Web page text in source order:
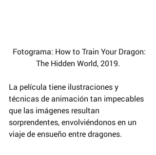
Fotograma: How to Train Your Dragon:
The Hidden World, 2019.
La película tiene ilustraciones y
técnicas de animación tan impecables
que las imágenes resultan
sorprendentes, envolviéndonos en un
viaje de ensueño entre dragones.